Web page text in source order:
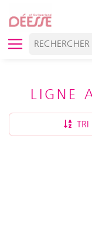
LIGNE
TRI